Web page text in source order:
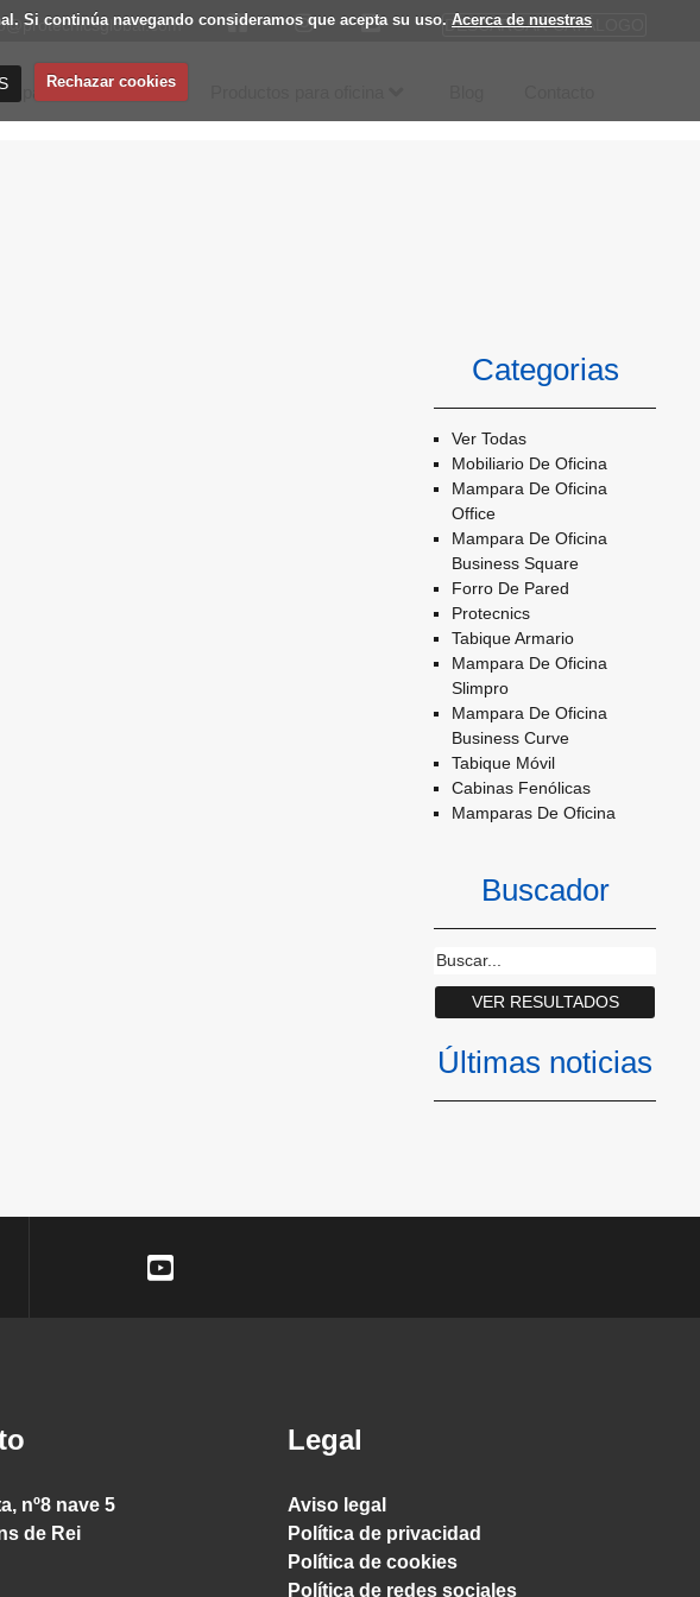
Si continúa navegando consideramos que acepta su uso. Acerca de nuestras
Rechazar cookies
DESCARGAR CATÁLOGO
de oficina
Categorias
Ver Todas
Mobiliario De Oficina
Mampara De Oficina
Office
Mampara De Oficina
Business Square
Forro De Pared
Protecnics
Tabique Armario
Mampara De Oficina
Slimpro
Mampara De Oficina
Business Curve
Tabique Móvil
Cabinas Fenólicas
Mamparas De Oficina
Buscador
Últimas noticias
nº8 nave 5
de Rei
Legal
Aviso legal
Política de privacidad
Política de cookies
Política de redes sociales